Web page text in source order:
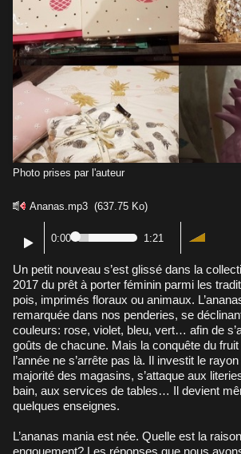
Photo prises par l'auteur
Ananas.mp3 (637.75 Ko)
0:00 1:21
Un petit nouveau s’est glissé dans la collection printemps-été
2017 du prêt à porter féminin parmi les
pois, imprimés floraux ou animaux.
remarquée dans nos penderies, se
couleurs: rose, violet, bleu, vert… afin de
goûts de chacune. Mais la conquête du
l’année ne s’arrête pas là. Il investit le
majorité des magasins, s’attaque aux
bain, aux services de tables… Il devient
quelques enseignes.
L’ananas mania est née. Quelle est la